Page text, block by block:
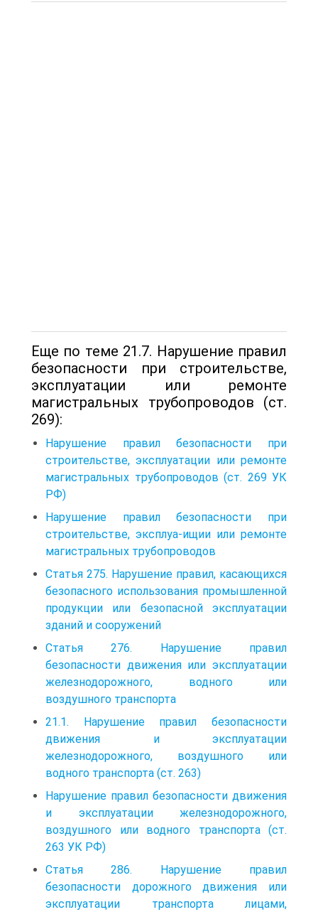
Еще по теме 21.7. Нарушение правил
безопасности при строительстве,
эксплуатации или ремонте
магистральных трубопроводов (ст.
269):
Нарушение правил безопасности при
строительстве, эксплуатации или ремонте
магистральных трубопроводов (ст. 269 УК
РФ)
Нарушение правил безопасности при
строительстве, эксплуа-ищии или ремонте
магистральных трубопроводов
Статья 275. Нарушение правил, касающихся
безопасного использования промышленной
продукции или безопасной эксплуатации
зданий и сооружений
Статья 276. Нарушение правил
безопасности движения или эксплуатации
железнодорожного, водного или
воздушного транспорта
21.1. Нарушение правил безопасности
движения и эксплуатации
железнодорожного, воздушного или
водного транспорта (ст. 263)
Нарушение правил безопасности движения
и эксплуатации железнодорожного,
воздушного или водного транспорта (ст.
263 УК РФ)
Статья 286. Нарушение правил
безопасности дорожного движения или
эксплуатации транспорта лицами,